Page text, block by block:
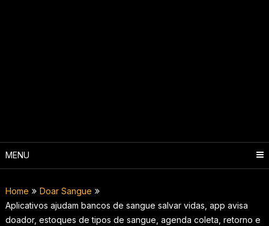
MENU
Home
Doar Sangue
Aplicativos ajudam bancos de sangue salvar vidas, app avisa
doador, estoques de tipos de sangue, agenda coleta, retorno e